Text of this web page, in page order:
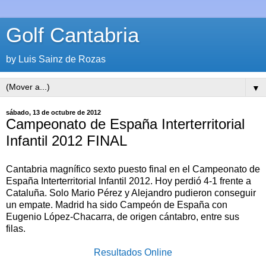
Golf Cantabria
by Luis Sainz de Rozas
▼
sábado, 13 de octubre de 2012
Campeonato de España Interterritorial
Infantil 2012 FINAL
Cantabria magnífico sexto puesto final en el Campeonato de
España Interterritorial Infantil 2012. Hoy perdió 4-1 frente a
Cataluña. Solo Mario Pérez y Alejandro pudieron conseguir
un empate. Madrid ha sido Campeón de España con
Eugenio López-Chacarra, de origen cántabro, entre sus
filas.
Resultados Online